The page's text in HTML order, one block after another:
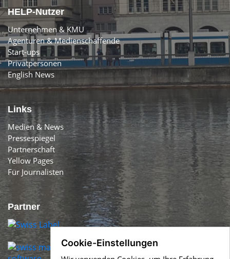
HELP-Nutzer
Unternehmen & KMU
Agenturen & Medienschaffende
Start-ups
Privatpersonen
English News
Links
Medien & News
Pressespiegel
Partnerschaft
Yellow Pages
Für Journalisten
Partner
Cookie-Einstellungen